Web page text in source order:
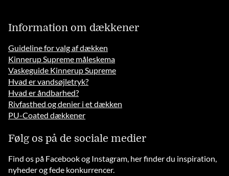
Information om dækkener
Guideline for valg af dækken
Kinnerup Supreme måleskema
Vaskeguide Kinnerup Supreme
Hvad er vandsøjletryk?
Hvad er åndbarhed?
Rivfasthed og denier i et dækken
PU-Coated dækkener
Følg os på de sociale medier
Find os på Facebook og Instagram, her finder du inspiration,
nyheder og fede konkurrencer.